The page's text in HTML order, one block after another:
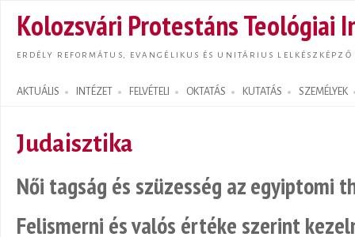
Kolozsvári Protestáns Teológiai
ERDÉLY REFORMÁTUS, EVANGÉLIKUS ÉS UNITÁRIUS LELKÉSZKÉPZŐ
AKTUÁLIS INTÉZET FELVÉTELI OKTATÁS KUTATÁS SZEMÉLYEK
Search form
Judaisztika
Női tagság és szüzesség az egyiptomi
Felismerni és valós értéke szerint